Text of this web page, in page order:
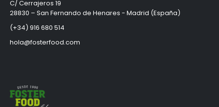
C/ Cerrajeros 19
28830 – San Fernando de Henares - Madrid (España)
(+34) 916 680 514
hola@fosterfood.com